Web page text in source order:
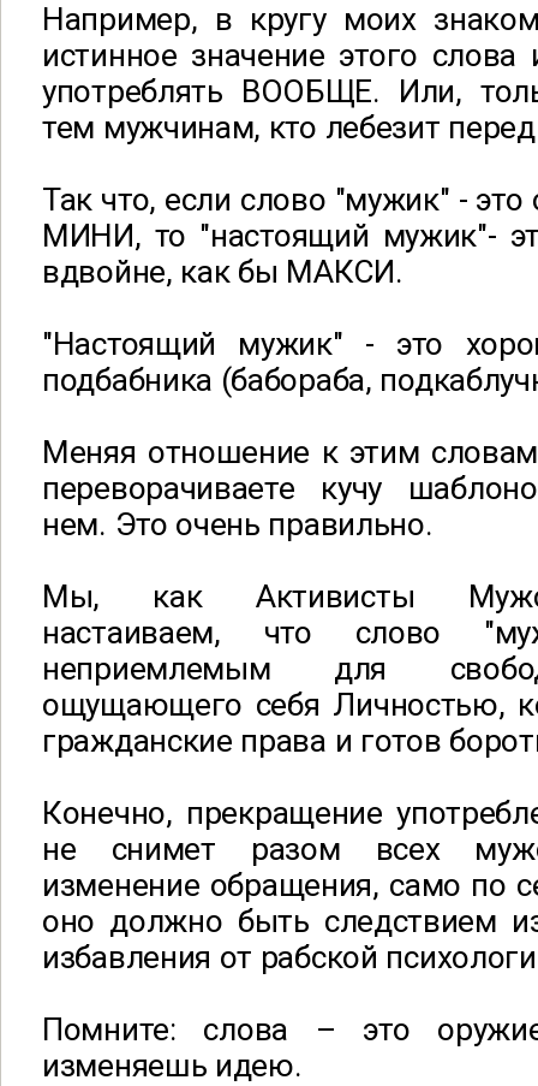
Например, в кругу моих
истинное значение этого
употреблять ВООБЩЕ. Или,
тем мужчинам, кто лебезит
Так что, если слово "мужик" -
МИНИ, то "настоящий мужик"-
вдвойне, как бы МАКСИ.
"Настоящий мужик" - это
подбабника (бабораба,
Меняя отношение к этим
переворачиваете кучу
нем. Это очень правильно.
Мы, как Активисты
настаиваем, что слово
неприемлемым для
ощущающего себя Личностью,
гражданские права и готов
Конечно, прекращение
не снимет разом всех
изменение обращения, само по
оно должно быть следствием
избавления от рабской
Помните: cлова – это
изменяешь идею.